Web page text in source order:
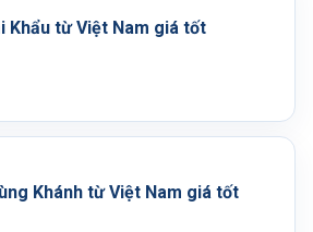
Khẩu từ Việt Nam giá tốt
Khánh từ Việt Nam giá tốt